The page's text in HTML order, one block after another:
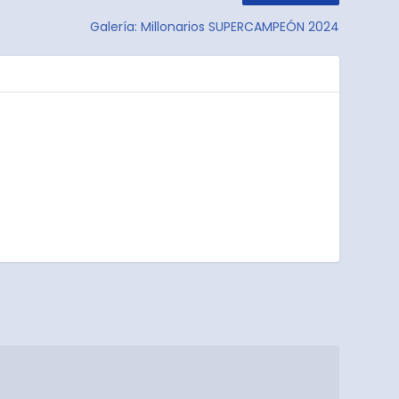
Galería: Millonarios SUPERCAMPEÓN 2024